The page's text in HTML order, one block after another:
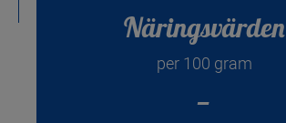
Näringsvärden
per 100 gram